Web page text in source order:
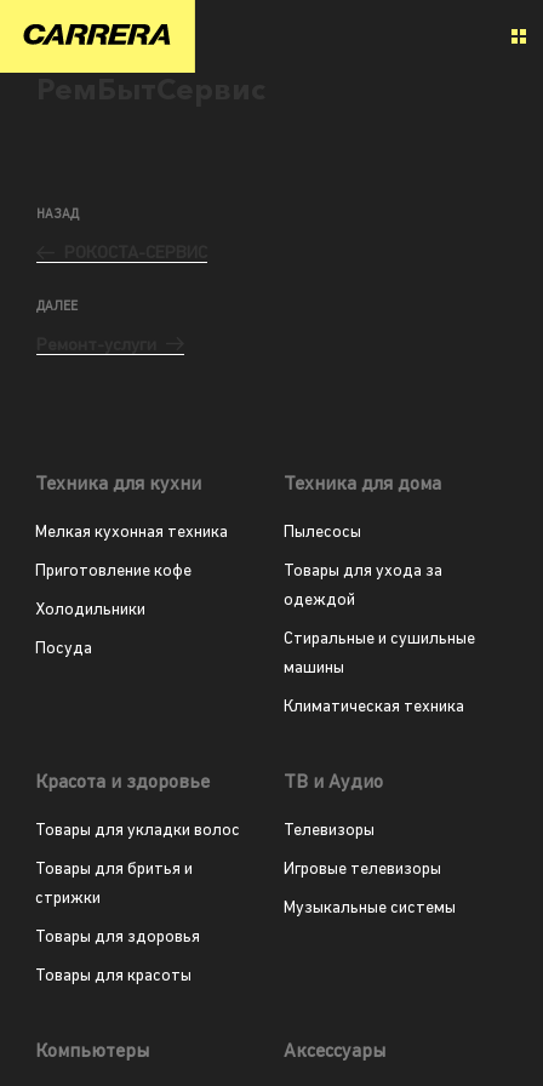
НАЗАД
ДАЛЕЕ
Техника для кухни
Мелкая кухонная техника
Приготовление кофе
Холодильники
Посуда
Техника для дома
Пылесосы
Товары для ухода за
одеждой
Стиральные и сушильные
машины
Климатическая техника
Красота и здоровье
Товары для укладки волос
Товары для бритья и
стрижки
Товары для здоровья
Товары для красоты
ТВ и Аудио
Телевизоры
Игровые телевизоры
Музыкальные системы
Компьютеры Аксессуары